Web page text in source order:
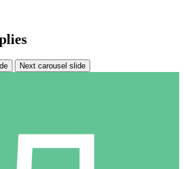
Next carousel slide